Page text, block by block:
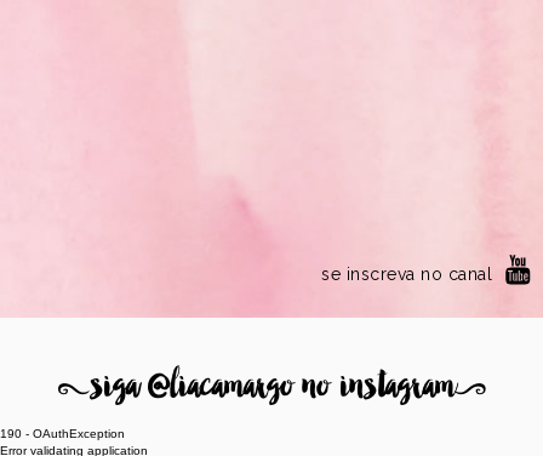
se inscreva no canal
8siga @liacamargo no instagram9
190 - OAuthException
Error validating application